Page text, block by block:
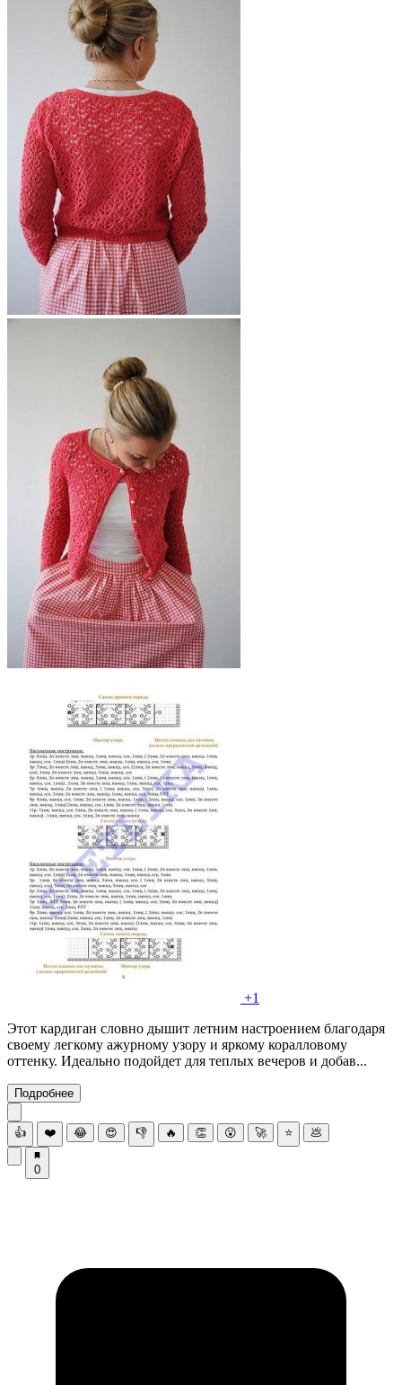
+1
Этот кардиган словно дышит летним настроением благодаря
своему легкому ажурному узору и яркому коралловому
оттенку. Идеально подойдет для теплых вечеров и добав...
Подробнее
👍 ❤️ 😂 😍 👎 🔥 👏 😮 🚀 ⭐ 💩
0